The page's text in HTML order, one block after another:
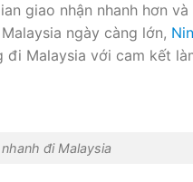
giao nhận nhanh hơn
ngày càng lớn,
Malaysia với cam kết
đi Malaysia